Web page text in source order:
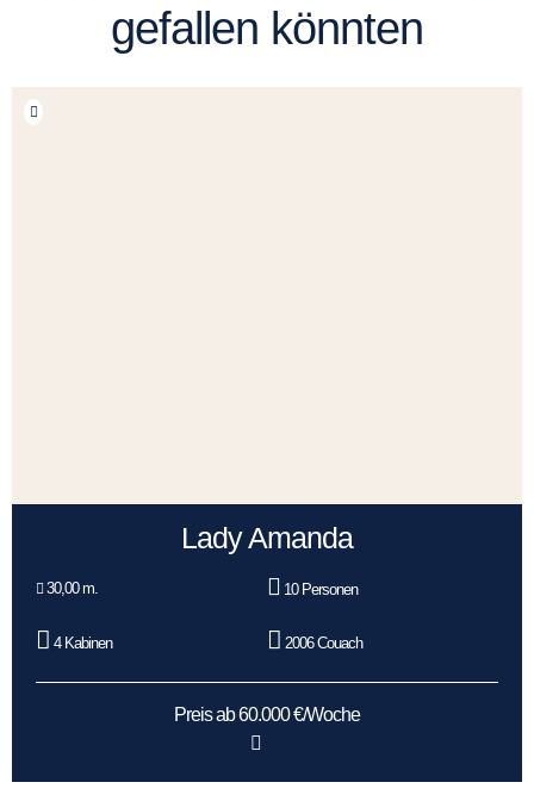
gefallen könnten
Lady Amanda
30,00 m. 10 Personen
4 Kabinen 2006 Couach
Preis ab 60.000 €/Woche